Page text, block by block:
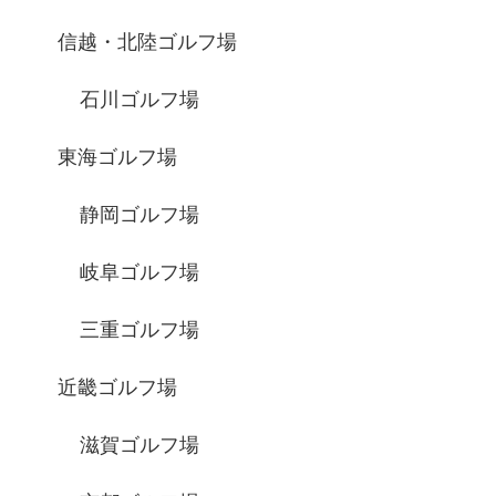
信越・北陸ゴルフ場
石川ゴルフ場
東海ゴルフ場
静岡ゴルフ場
岐阜ゴルフ場
三重ゴルフ場
近畿ゴルフ場
滋賀ゴルフ場